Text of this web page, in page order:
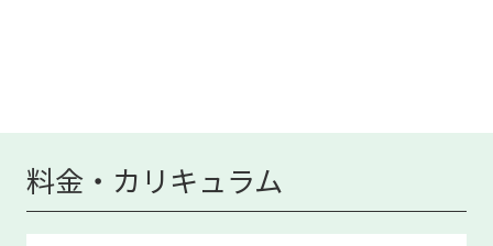
料金・カリキュラム